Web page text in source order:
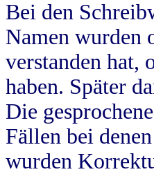
Bei den
Namen wurden
verstanden hat,
haben. Später
Die
Fällen bei
wurden